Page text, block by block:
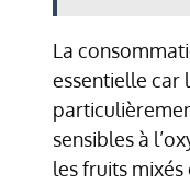
La
essentielle car
sensibles à
les fruits